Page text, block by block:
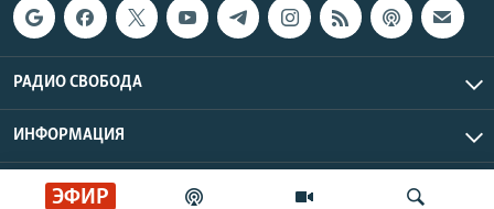
ЭФИР
РАДИО СВОБОДА
ИНФОРМАЦИЯ
Радио Свобода © 2026 RFE/RL, Inc. | Все права защищены.